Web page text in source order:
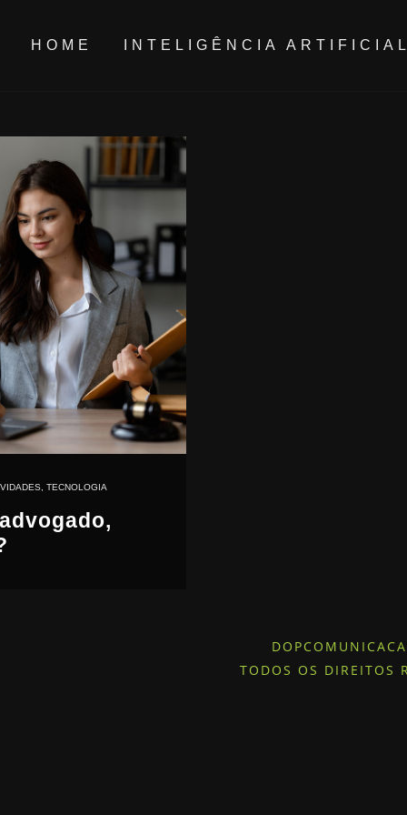
HOME INTELIGÊNCIA ARTIFICIAL
TECNOLOGIA
TODOS OS DIREITOS